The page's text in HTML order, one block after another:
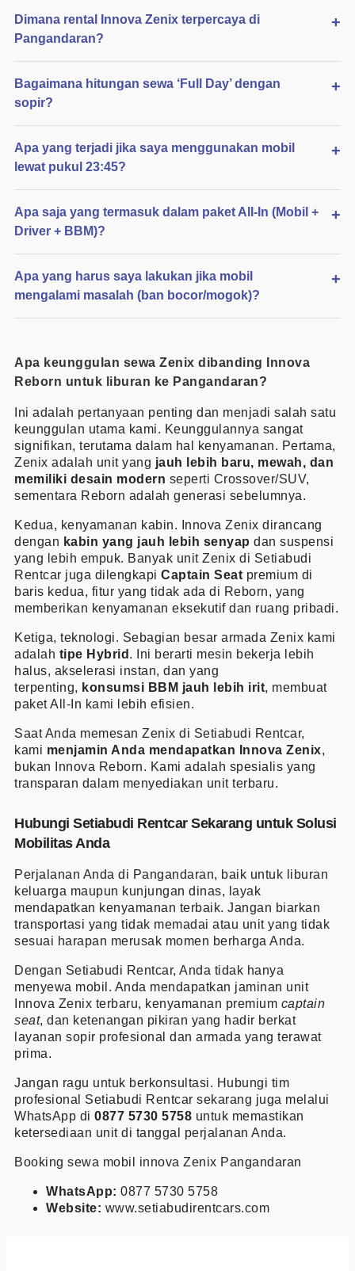
Dimana rental Innova Zenix terpercaya di
Pangandaran?
Bagaimana hitungan sewa ‘Full Day’ dengan
sopir?
Apa yang terjadi jika saya menggunakan mobil
lewat pukul 23:45?
Apa saja yang termasuk dalam paket All-In (Mobil +
Driver + BBM)?
Apa yang harus saya lakukan jika mobil
mengalami masalah (ban bocor/mogok)?
Apa keunggulan sewa Zenix dibanding Innova
Reborn untuk liburan ke Pangandaran?
Ini adalah pertanyaan penting dan menjadi salah satu
keunggulan utama kami. Keunggulannya sangat
signifikan, terutama dalam hal kenyamanan. Pertama,
Zenix adalah unit yang jauh lebih baru, mewah, dan
memiliki desain modern seperti Crossover/SUV,
sementara Reborn adalah generasi sebelumnya.
Kedua, kenyamanan kabin. Innova Zenix dirancang
dengan kabin yang jauh lebih senyap dan suspensi
yang lebih empuk. Banyak unit Zenix di Setiabudi
Rentcar juga dilengkapi Captain Seat premium di
baris kedua, fitur yang tidak ada di Reborn, yang
memberikan kenyamanan eksekutif dan ruang pribadi.
Ketiga, teknologi. Sebagian besar armada Zenix kami
adalah tipe Hybrid . Ini berarti mesin bekerja lebih
halus, akselerasi instan, dan yang
terpenting, konsumsi BBM jauh lebih irit, membuat
paket All-In kami lebih efisien.
Saat Anda memesan Zenix di Setiabudi Rentcar,
kami menjamin Anda mendapatkan Innova Zenix,
bukan Innova Reborn. Kami adalah spesialis yang
transparan dalam menyediakan unit terbaru.
Hubungi Setiabudi Rentcar Sekarang untuk Solusi
Mobilitas Anda
Perjalanan Anda di Pangandaran, baik untuk liburan
keluarga maupun kunjungan dinas, layak
mendapatkan kenyamanan terbaik. Jangan biarkan
transportasi yang tidak memadai atau unit yang tidak
sesuai harapan merusak momen berharga Anda.
Dengan Setiabudi Rentcar, Anda tidak hanya
menyewa mobil. Anda mendapatkan jaminan unit
Innova Zenix terbaru, kenyamanan premium captain
seat, dan ketenangan pikiran yang hadir berkat
layanan sopir profesional dan armada yang terawat
prima.
Jangan ragu untuk berkonsultasi. Hubungi tim
profesional Setiabudi Rentcar sekarang juga melalui
WhatsApp di 0877 5730 5758 untuk memastikan
ketersediaan unit di tanggal perjalanan Anda.
Booking sewa mobil innova Zenix Pangandaran
WhatsApp: 0877 5730 5758
Website: www.setiabudirentcars.com